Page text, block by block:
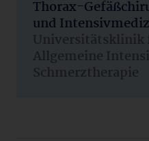
Thorax-
und
Universitätsklinik
Allgemeine
Schmerztherapie